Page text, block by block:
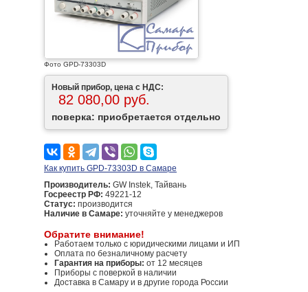
Фото GPD-73303D
Новый прибор, цена с НДС:
82 080,00 руб.
поверка: приобретается отдельно
Как купить GPD-73303D в Самаре
Производитель: GW Instek, Тайвань
Госреестр РФ: 49221-12
Статус: производится
Наличие в Самаре: уточняйте у менеджеров
Обратите внимание!
Работаем только с юридическими лицами и ИП
Оплата по безналичному расчету
Гарантия на приборы: от 12 месяцев
Приборы с поверкой в наличии
Доставка в Самару и в другие города России